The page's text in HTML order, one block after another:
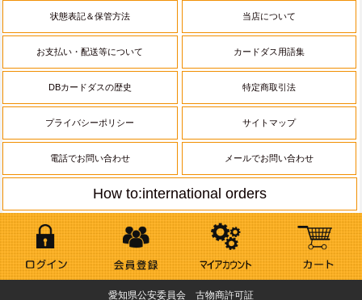
状態表記＆保管方法 当店について
お支払い・配送等について カードダス用語集
DBカードダスの歴史 特定商取引法
プライバシーポリシー サイトマップ
電話でお問い合わせ メールでお問い合わせ
How to:international orders
愛知県公安委員会 古物商許可証